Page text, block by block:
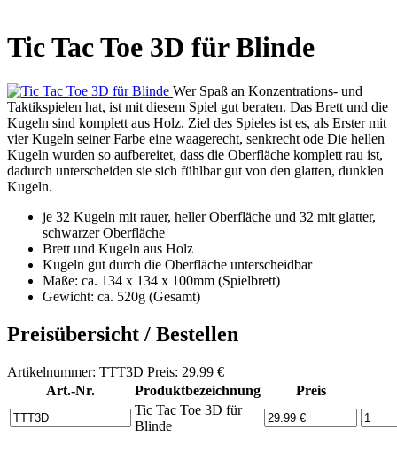
Tic Tac Toe 3D für Blinde
Wer Spaß an Konzentrations- und
Taktikspielen hat, ist mit diesem Spiel gut beraten. Das Brett und die
Kugeln sind komplett aus Holz. Ziel des Spieles ist es, als Erster mit
vier Kugeln seiner Farbe eine waagerecht, senkrecht ode Die hellen
Kugeln wurden so aufbereitet, dass die Oberfläche komplett rau ist,
dadurch unterscheiden sie sich fühlbar gut von den glatten, dunklen
Kugeln.
je 32 Kugeln mit rauer, heller Oberfläche und 32 mit glatter,
schwarzer Oberfläche
Brett und Kugeln aus Holz
Kugeln gut durch die Oberfläche unterscheidbar
Maße: ca. 134 x 134 x 100mm (Spielbrett)
Gewicht: ca. 520g (Gesamt)
Preisübersicht / Bestellen
Artikelnummer: TTT3D Preis: 29.99 €
Art.-Nr.
Produktbezeichnung
Preis
Tic Tac Toe 3D für
Blinde